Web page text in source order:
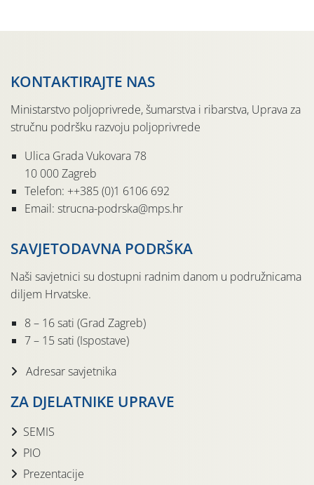
KONTAKTIRAJTE NAS
Ministarstvo poljoprivrede, šumarstva i ribarstva, Uprava za
stručnu podršku razvoju poljoprivrede
Ulica Grada Vukovara 78
10 000 Zagreb
Telefon: ++385 (0)1 6106 692
Email: strucna-podrska@mps.hr
SAVJETODAVNA PODRŠKA
Naši savjetnici su dostupni radnim danom u podružnicama
diljem Hrvatske.
8 – 16 sati (Grad Zagreb)
7 – 15 sati (Ispostave)
Adresar savjetnika
ZA DJELATNIKE UPRAVE
SEMIS
PIO
Prezentacije